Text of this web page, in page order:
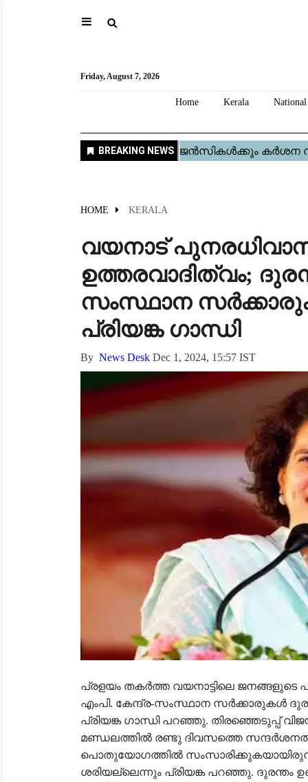
⚲
Friday, August 7, 2026
Home Kerala National
HOME KERALA
വയനാട്
ഉത്തരവാദിത്വം;
സംസ്ഥാന
പ്രിയങ്ക ഗാന്ധി
By News Desk Dec 1, 2024, 15:57 IST
പ്രളയം തകർത്ത വയനാട്ടിലെ ജനങ്ങളുടെ
എംപി. കേന്ദ്ര-സംസ്ഥാന സർക്കാരുകൾ
പ്രിയങ്ക ഗാന്ധി പറഞ്ഞു. തിരഞ്ഞെടുപ്പ്
മണ്ഡലത്തിൽ രണ്ടു ദിവസത്തെ
പൊതുയോഗത്തിൽ
ശരിയല്ലെന്നും പ്രിയങ്ക പറഞ്ഞു. ദുരന്തം